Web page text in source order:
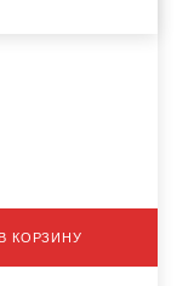
В КОРЗИНУ